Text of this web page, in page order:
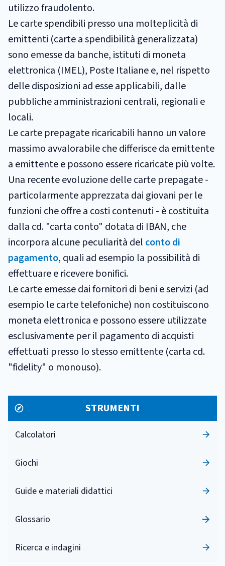
utilizzo fraudolento.
Le carte spendibili presso una molteplicità di
emittenti (carte a spendibilità generalizzata)
sono emesse da banche, istituti di moneta
elettronica (IMEL), Poste Italiane e, nel rispetto
delle disposizioni ad esse applicabili, dalle
pubbliche amministrazioni centrali, regionali e
locali.
Le carte prepagate ricaricabili hanno un valore
massimo avvalorabile che differisce da emittente
a emittente e possono essere ricaricate più volte.
Una recente evoluzione delle carte prepagate -
particolarmente apprezzata dai giovani per le
funzioni che offre a costi contenuti - è costituita
dalla cd. "carta conto" dotata di IBAN, che
incorpora alcune peculiarità del conto di
pagamento, quali ad esempio la possibilità di
effettuare e ricevere bonifici.
Le carte emesse dai fornitori di beni e servizi (ad
esempio le carte telefoniche) non costituiscono
moneta elettronica e possono essere utilizzate
esclusivamente per il pagamento di acquisti
effettuati presso lo stesso emittente (carta cd.
"fidelity" o monouso).
STRUMENTI
Calcolatori
Giochi
Guide e materiali didattici
Glossario
Ricerca e indagini